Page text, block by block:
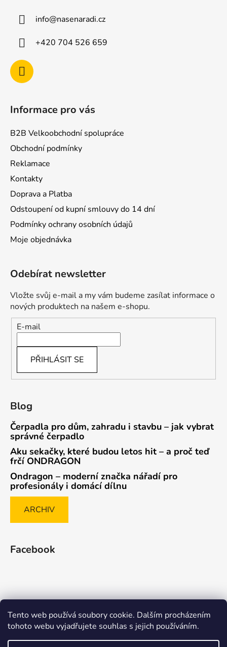
Tento web používá soubory cookie. Dalším procházením
tohoto webu vyjadřujete souhlas s jejich používáním.
info@nasenaradi.cz
+420 704 526 659
Informace pro vás
B2B Velkoobchodní spolupráce
Obchodní podmínky
Reklamace
Kontakty
Doprava a Platba
Odstoupení od kupní smlouvy do 14 dní
Podmínky ochrany osobních údajů
Moje objednávka
Odebírat newsletter
Vložte svůj e-mail a my vám budeme zasílat informace o
nových produktech na našem e-shopu.
E-mail
PŘIHLÁSIT SE
Blog
Čerpadla pro dům, zahradu i stavbu – jak vybrat
správné čerpadlo
Aku sekačky, které budou letos hit – a proč teď
frčí ONDRAGON
Ondragon – moderní značka nářadí pro
profesionály i domácí dílnu
ARCHIV
Facebook
Způsob ověřování recenzí